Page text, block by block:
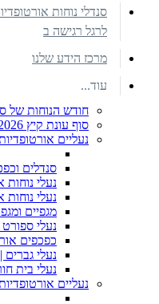
סנדלי נוחות
לרגל רגישה ב
מרכז הידע שלנו
עוד...
חודש הנוחות של
סוף עונת קיץ 2026
נעליים
סנדלים
נעלי נוחות
נעלי נוחות
מגפיים
נעלי
כפכפים
נעלי גברים
נעלי בית
נעליים